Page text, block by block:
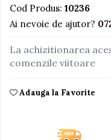
Motociclete
Pistoale
Proiectoare
Set Avioane si
Cod Produs: 10236
Ai nevoie de ajutor?
La achizitionarea
comenzile viitoare
Adauga la Favorite